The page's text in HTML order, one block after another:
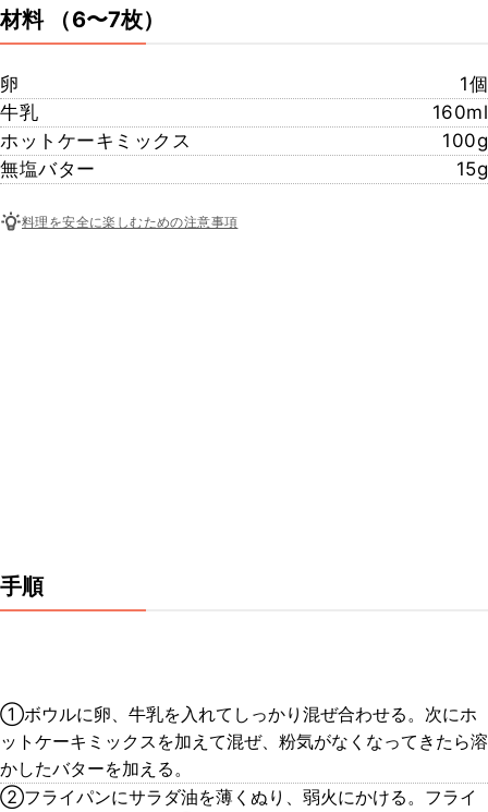
材料 （6〜7枚）
卵
1個
牛乳
160ml
ホットケーキミックス
100g
無塩バター
15g
料理を安全に楽しむための注意事項
手順
①ボウルに卵、牛乳を入れてしっかり混ぜ合わせる。次にホ
ットケーキミックスを加えて混ぜ、粉気がなくなってきたら溶
かしたバターを加える。
②フライパンにサラダ油を薄くぬり、弱火にかける。フライ